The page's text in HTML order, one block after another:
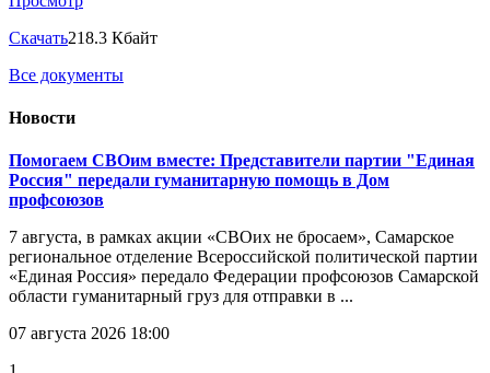
Скачать218.3 Кбайт
Все документы
Новости
Помогаем СВОим вместе: Представители партии "Единая
Россия" передали гуманитарную помощь в Дом
профсоюзов
7 августа, в рамках акции «СВОих не бросаем», Самарское
региональное отделение Всероссийской политической партии
«Единая Россия» передало Федерации профсоюзов Самарской
области гуманитарный груз для отправки в ...
07 августа 2026 18:00